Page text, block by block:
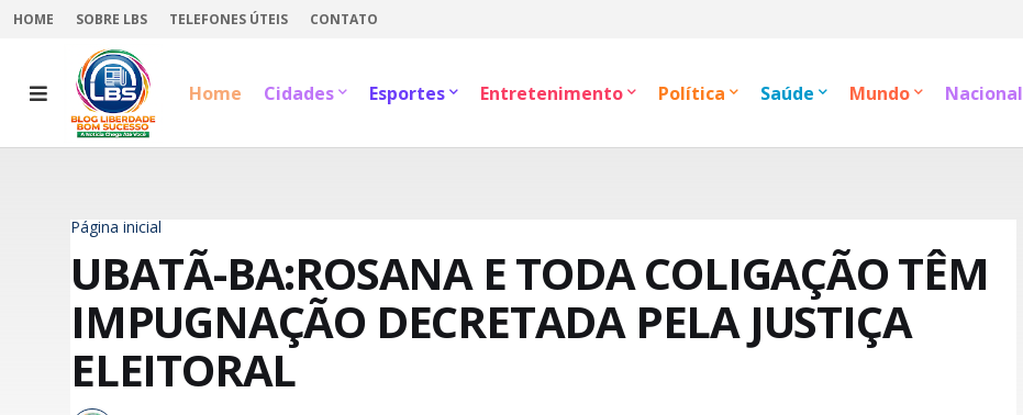
HOME SOBRE LBS TELEFONES ÚTEIS CONTATO
Home
Cidades Esportes Entretenimento Política Saúde Mundo Nacional
Página inicial
UBATÃ-BA:ROSANA E TODA COLIGAÇÃO TÊM
IMPUGNAÇÃO DECRETADA PELA JUSTIÇA
ELEITORAL